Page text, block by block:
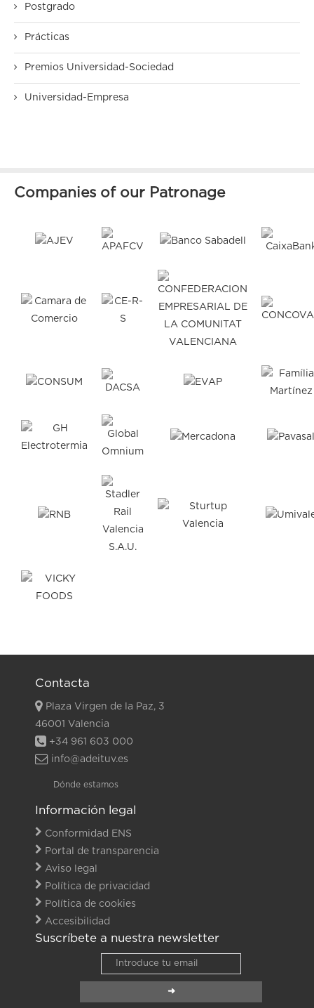
Postgrado
Prácticas
Premios Universidad-Sociedad
Universidad-Empresa
Companies of our Patronage
Contacta
Plaza Virgen de la Paz, 3
46001 Valencia
+34 961 603 000
info@adeituv.es
Dónde estamos
Información legal
Conformidad ENS
Portal de transparencia
Aviso legal
Política de privacidad
Política de cookies
Accesibilidad
Suscríbete a nuestra newsletter